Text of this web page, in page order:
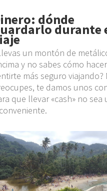
dónde
durante
un montón de
y no sabes cómo
más seguro viajando?
te damos unos
que llevar «cash» no sea